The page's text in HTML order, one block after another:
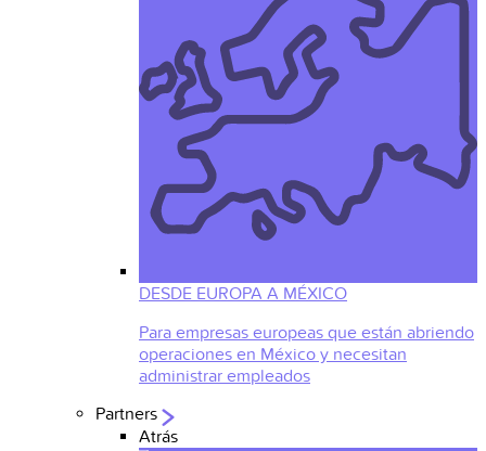
DESDE EUROPA A MÉXICO
Para empresas europeas que están abriendo
operaciones en México y necesitan
administrar empleados
Partners
Atrás